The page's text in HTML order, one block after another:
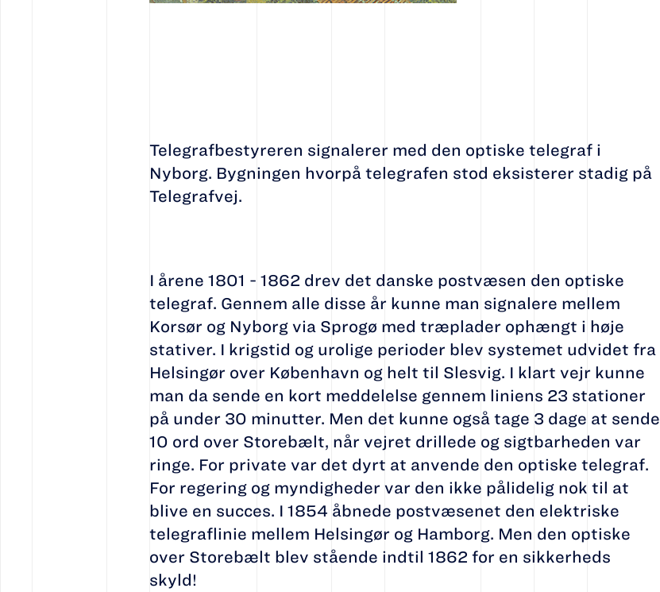
Telegrafbestyreren signalerer med den optiske telegraf i
Nyborg. Bygningen hvorpå telegrafen stod eksisterer stadig på
Telegrafvej.
I årene 1801 - 1862 drev det danske postvæsen den optiske
telegraf. Gennem alle disse år kunne man signalere mellem
Korsør og Nyborg via Sprogø med træplader ophængt i høje
stativer. I krigstid og urolige perioder blev systemet udvidet fra
Helsingør over København og helt til Slesvig. I klart vejr kunne
man da sende en kort meddelelse gennem liniens 23 stationer
på under 30 minutter. Men det kunne også tage 3 dage at sende
10 ord over Storebælt, når vejret drillede og sigtbarheden var
ringe. For private var det dyrt at anvende den optiske telegraf.
For regering og myndigheder var den ikke pålidelig nok til at
blive en succes. I 1854 åbnede postvæsenet den elektriske
telegraflinie mellem Helsingør og Hamborg. Men den optiske
over Storebælt blev stående indtil 1862 for en sikkerheds
skyld!